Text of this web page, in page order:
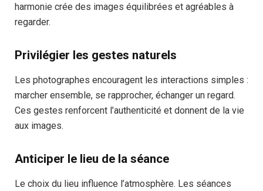
harmonie crée des images équilibrées et agréables à
regarder.
Privilégier les gestes naturels
Les photographes encouragent les interactions simples :
marcher ensemble, se rapprocher, échanger un regard.
Ces gestes renforcent l’authenticité et donnent de la vie
aux images.
Anticiper le lieu de la séance
Le choix du lieu influence l’atmosphère. Les séances